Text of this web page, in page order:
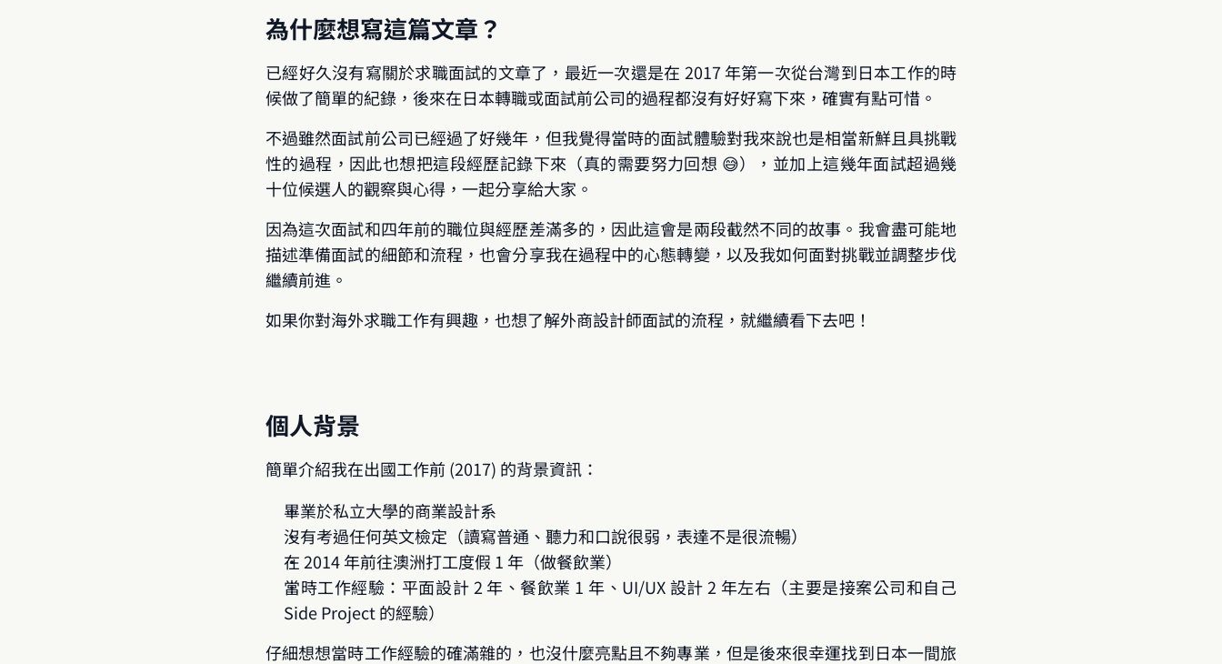
為什麼想寫這篇文章？
已經好久沒有寫關於求職面試的文章了，最近一次還是在 2017 年第一次從台灣到日本工作的時
候做了簡單的紀錄，後來在日本轉職或面試前公司的過程都沒有好好寫下來，確實有點可惜。
不過雖然面試前公司已經過了好幾年，但我覺得當時的面試體驗對我來說也是相當新鮮且具挑戰
性的過程，因此也想把這段經歷記錄下來（真的需要努力回想 😅），並加上這幾年面試超過幾
十位候選人的觀察與心得，一起分享給大家。
因為這次面試和四年前的職位與經歷差滿多的，因此這會是兩段截然不同的故事。我會盡可能地
描述準備面試的細節和流程，也會分享我在過程中的心態轉變，以及我如何面對挑戰並調整步伐
繼續前進。
如果你對海外求職工作有興趣，也想了解外商設計師面試的流程，就繼續看下去吧！
個人背景
簡單介紹我在出國工作前 (2017) 的背景資訊：
畢業於私立大學的商業設計系
沒有考過任何英文檢定（讀寫普通、聽力和口說很弱，表達不是很流暢）
在 2014 年前往澳洲打工度假 1 年（做餐飲業）
當時工作經驗：平面設計 2 年、餐飲業 1 年、UI/UX 設計 2 年左右（主要是接案公司和自己
Side Project 的經驗）
仔細想想當時工作經驗的確滿雜的，也沒什麼亮點且不夠專業，但是後來很幸運找到日本一間旅